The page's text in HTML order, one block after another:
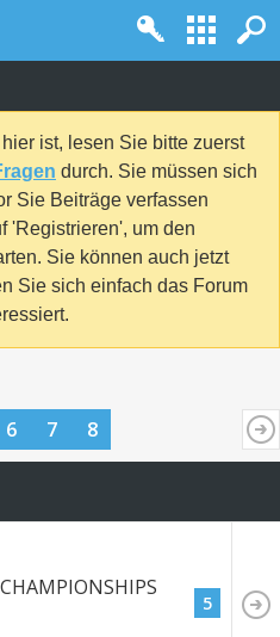
ist, lesen Sie bitte zuerst
durch. Sie müssen sich
Sie Beiträge verfassen
'Registrieren', um den
Sie können auch jetzt
Sie sich einfach das Forum
6 7 8
5